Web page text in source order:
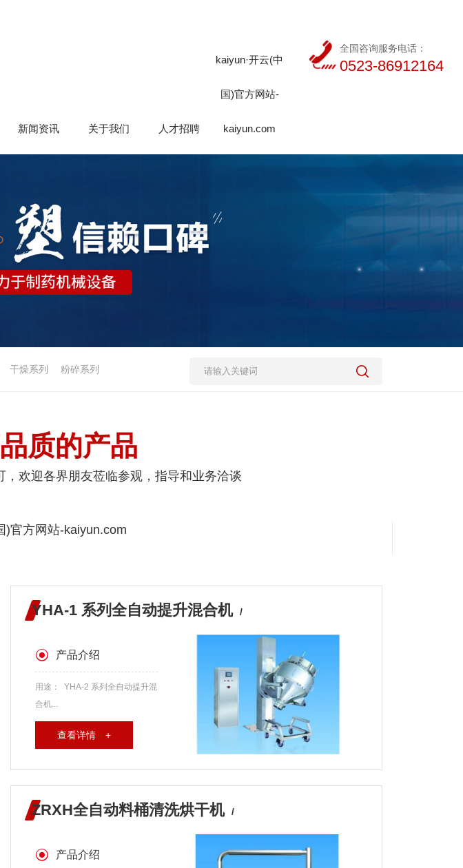
新闻资讯 关于我们 人才招聘
kaiyun·开云(中
国)官方网站-
kaiyun.com
全国咨询服务电话：
0523-86912164
干燥系列 粉碎系列
质的产品
欢迎各界朋友莅临参观，指导和业务洽谈
)官方网站-kaiyun.com
YHA-1 系列全自动提升混合机 /
产品介绍
用途： YHA-2 系列全自动提升混
合机...
查看详情 +
ZRXH全自动料桶清洗烘干机 /
产品介绍